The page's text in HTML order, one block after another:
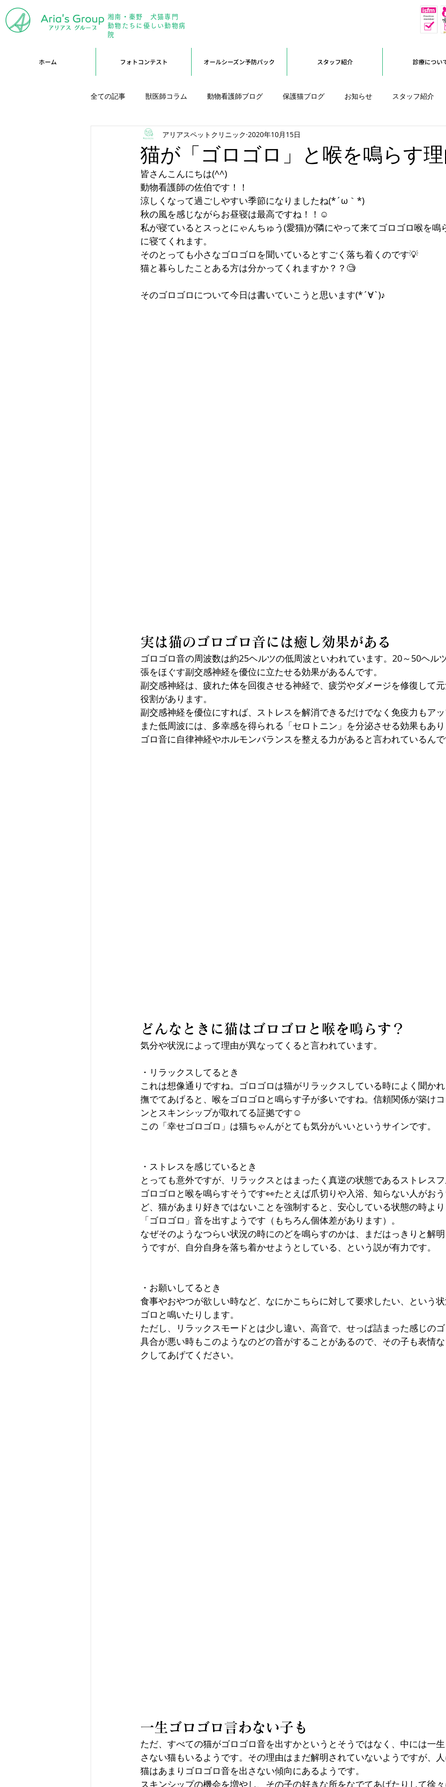
湘南・秦野 犬猫専門
動物たちに優しい動物病
院
ホーム フォトコンテスト オールシーズン予防パック スタッフ紹介 診療につい
全ての記事 獣医師コラム 動物看護師ブログ 保護猫ブログ お知らせ スタッフ紹介
アリーブログ Branブログ オープンに向けて
猫が「ゴロゴロ」と喉を鳴らす
アリアスペットクリニック 2020年10月15日
皆さんこんにちは(^^)
動物看護師の佐伯です！！
涼しくなって過ごしやすい季節になりましたね(*´ω｀*)
秋の風を感じながらお昼寝は最高ですね！！☺️
私が寝ているとスっとにゃんちゅう(愛猫)が隣にやって来てゴロゴロ喉を鳴
に寝てくれます。
そのとっても小さなゴロゴロを聞いているとすごく落ち着くのです💡
猫と暮らしたことある方は分かってくれますか？？🧐
そのゴロゴロについて今日は書いていこうと思います(*´∀`)♪
実は猫のゴロゴロ音には癒し効果がある
ゴロゴロ音の周波数は約25ヘルツの低周波といわれています。20～50ヘル
張をほぐす副交感神経を優位に立たせる効果があるんです。
副交感神経は、疲れた体を回復させる神経で、疲労やダメージを修復して
役割があります。
副交感神経を優位にすれば、ストレスを解消できるだけでなく免疫力もアッ
また低周波には、多幸感を得られる「セロトニン」を分泌させる効果もあ
ゴロ音に自律神経やホルモンバランスを整える力があると言われているん
どんなときに猫はゴロゴロと喉を鳴らす？
気分や状況によって理由が異なってくると言われています。
・リラックスしてるとき
これは想像通りですね。ゴロゴロは猫がリラックスしている時によく聞か
撫でてあげると、喉をゴロゴロと鳴らす子が多いですね。信頼関係が築け
ンとスキンシップが取れてる証拠です☺️
この「幸せゴロゴロ」は猫ちゃんがとても気分がいいというサインです。
・ストレスを感じているとき
とっても意外ですが、リラックスとはまったく真逆の状態であるストレス
ゴロゴロと喉を鳴らすそうです👀たとえば爪切りや入浴、知らない人がお
ど、猫があまり好きではないことを強制すると、安心している状態の時よ
「ゴロゴロ」音を出すようです（もちろん個体差があります）。
なぜそのようなつらい状況の時にのどを鳴らすのかは、まだはっきりと解
うですが、自分自身を落ち着かせようとしている、という説が有力です。
・お願いしてるとき
食事やおやつが欲しい時など、なにかこちらに対して要求したい、という
ゴロと鳴いたりします。
ただし、リラックスモードとは少し違い、高音で、せっぱ詰まった感じのゴ
具合が悪い時もこのようなのどの音がすることがあるので、その子も表情
クしてあげてください。
一生ゴロゴロ言わない子も
ただ、すべての猫がゴロゴロ音を出すかというとそうではなく、中には一
さない猫もいるようです。その理由はまだ解明されていないようですが、
猫はあまりゴロゴロ音を出さない傾向にあるようです。
スキンシップの機会を増やし、その子の好きな所をなでてあげたりして徐